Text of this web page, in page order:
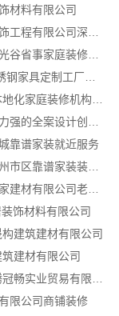
材料有限公司
本地快装（湖北）科技有限公司：光谷省事家庭装修婚房
靠谱家装就近服务
苏州百年豪庭新材料有限公司：苏州市区靠谱家装装修多少钱拎包入住
湖南装修公司怎么选？湖南美学筑家建材有限公司老房翻新专业团队
饰材料有限公司
建筑建材有限公司
建材有限公司
限公司商铺装修